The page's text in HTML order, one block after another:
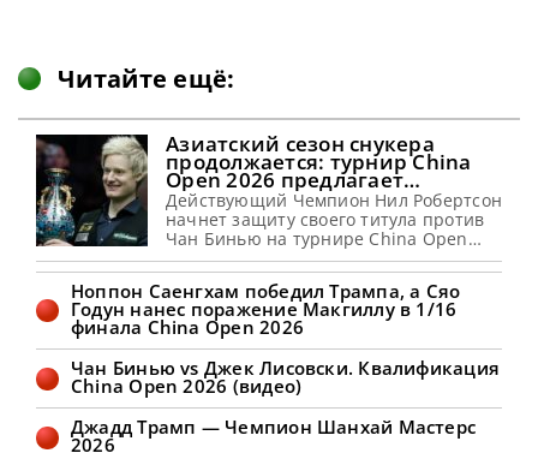
Читайте ещё:
Азиатский сезон снукера
продолжается: турнир China
Open 2026 предлагает
рекордные призовые
Действующий Чемпион Нил Робертсон
начнет защиту своего титула против
Чан Бинью на турнире China Open
2026 с 8 по 16 августа 2026 года в
Тайюане, сообщает totallysnookered
Новый профессиональный сезон
снукера набирает обороты. А лучшие
звезды этого вида спорта остаются на
Дальнем Востоке, чтобы принять
участие в турнире China Open 2026.
После двух квалификационных
раундов
Ноппон Саенгхам победил Трампа, а Сяо
Годун нанес поражение Макгиллу в 1/16
финала China Open 2026
Чан Бинью vs Джек Лисовски. Квалификация
China Open 2026 (видео)
Джадд Трамп — Чемпион Шанхай Мастерс
2026